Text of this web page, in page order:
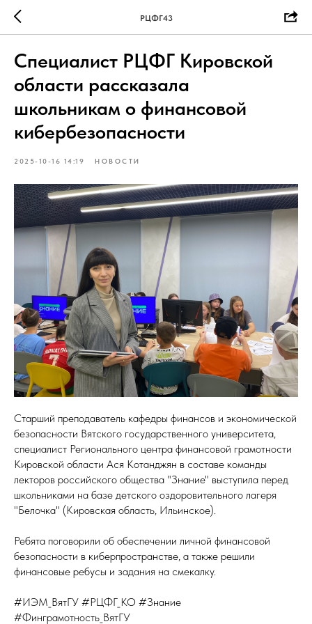
РЦФГ43
Специалист РЦФГ Кировской
области рассказала
школьникам о финансовой
кибербезопасности
2025-10-16 14:19 НОВОСТИ
Старший преподаватель кафедры финансов и экономической
безопасности Вятского государственного университета,
специалист Регионального центра финансовой грамотности
Кировской области Ася Котанджян в составе команды
лекторов российского общества "Знание" выступила перед
школьниками на базе детского оздоровительного лагеря
"Белочка" (Кировская область, Ильинское).
Ребята поговорили об обеспечении личной финансовой
безопасности в киберпространстве, а также решили
финансовые ребусы и задания на смекалку.
#ИЭМ_ВятГУ #РЦФГ_КО #Знание
#Финграмотность_ВятГУ